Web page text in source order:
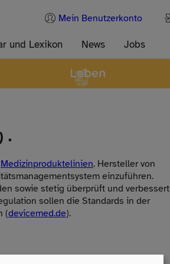
.
Medizinproduktelinien. Hersteller von
einzuführen.
sowie stetig überprüft und verbessert
sollen die Standards in der
(devicemed.de).
und Lexikon News Jobs
Mein Benutzerkonto
Leben